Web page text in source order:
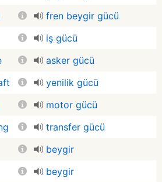
fren beygir gücü
iş gücü
asker gücü
yenilik gücü
motor gücü
transfer gücü
beygir
beygir